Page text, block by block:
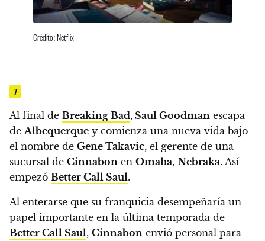
Crédito: Netflix
7
Al final de Breaking Bad, Saul Goodman escapa
de Albequerque y comienza una nueva vida bajo
el nombre de Gene Takavic, el gerente de una
sucursal de Cinnabon en Omaha, Nebraka. Así
empezó Better Call Saul.
Al enterarse que su franquicia desempeñaría un
papel importante en la última temporada de
Better Call Saul, Cinnabon envió personal para